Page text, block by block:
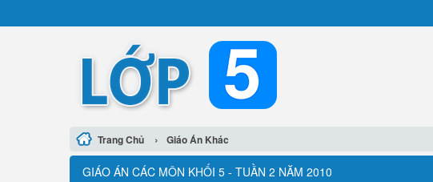
Trang Chủ › Giáo Án Khác
GIÁO ÁN CÁC MÔN KHỐI 5 - TUẦN 2 NĂM 2010